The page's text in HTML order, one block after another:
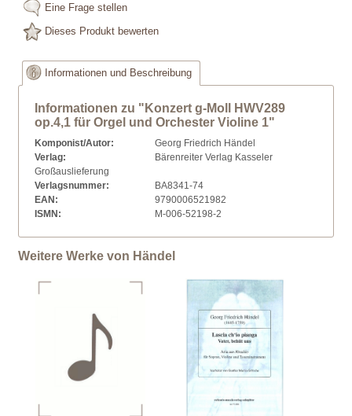
Eine Frage stellen
Dieses Produkt bewerten
Informationen und Beschreibung
Informationen zu "Konzert g-Moll HWV289
op.4,1 für Orgel und Orchester Violine 1"
Komponist/Autor:
Georg Friedrich Händel
Verlag:
Bärenreiter Verlag Kasseler
Großauslieferung
Verlagsnummer:
BA8341-74
EAN:
9790006521982
ISMN:
M-006-52198-2
Weitere Werke von Händel